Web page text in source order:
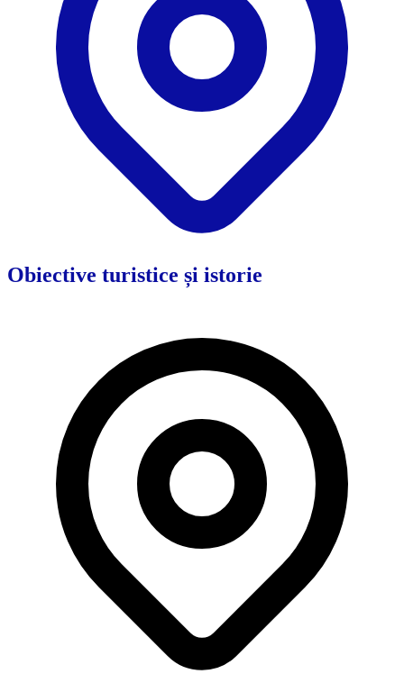
Obiective turistice și istorie